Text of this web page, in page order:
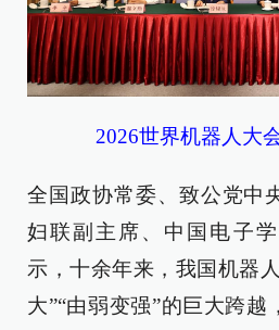
2026世界机器人大
全国政协常委、致公党中
妇联副主席、中国电子
示，十余年来，我国机器
大”“由弱变强”的巨大跨